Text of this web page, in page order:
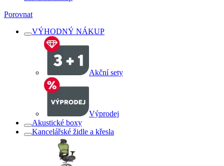
Porovnat
VÝHODNÝ NÁKUP
Akční sety
Výprodej
Akustické boxy
Kancelářské židle a křesla